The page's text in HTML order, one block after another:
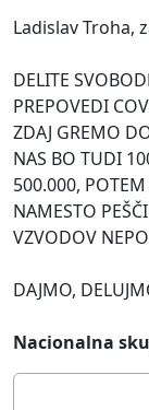
Ladislav Troha,
DELITE
PREPOVEDI
ZDAJ GREMO
NAS BO TUDI
500.000, POTEM
NAMESTO
VZVODOV
DAJMO,
Nacionalna